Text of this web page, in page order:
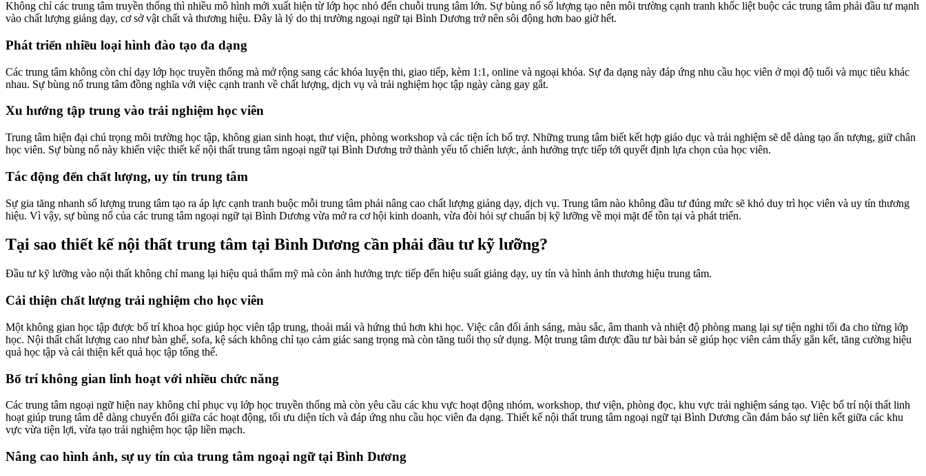
Không chỉ các trung tâm truyền thống thì nhiều mô hình mới xuất hiện từ lớp học nhỏ đến chuỗi trung tâm lớn. Sự bùng nổ số lượng tạo nên môi trường cạnh tranh khốc liệt buộc các trung tâm phải đầu tư mạnh
vào chất lượng giảng dạy, cơ sở vật chất và thương hiệu. Đây là lý do thị trường ngoại ngữ tại Bình Dương trở nên sôi động hơn bao giờ hết.
Phát triển nhiều loại hình đào tạo đa dạng
Các trung tâm không còn chỉ dạy lớp học truyền thống mà mở rộng sang các khóa luyện thi, giao tiếp, kèm 1:1, online và ngoại khóa. Sự đa dạng này đáp ứng nhu cầu học viên ở mọi độ tuổi và mục tiêu khác
nhau. Sự bùng nổ trung tâm đồng nghĩa với việc cạnh tranh về chất lượng, dịch vụ và trải nghiệm học tập ngày càng gay gắt.
Xu hướng tập trung vào trải nghiệm học viên
Trung tâm hiện đại chú trọng môi trường học tập, không gian sinh hoạt, thư viện, phòng workshop và các tiện ích bổ trợ. Những trung tâm biết kết hợp giáo dục và trải nghiệm sẽ dễ dàng tạo ấn tượng, giữ chân
học viên. Sự bùng nổ này khiến việc thiết kế nội thất trung tâm ngoại ngữ tại Bình Dương trở thành yếu tố chiến lược, ảnh hưởng trực tiếp tới quyết định lựa chọn của học viên.
Tác động đến chất lượng, uy tín trung tâm
Sự gia tăng nhanh số lượng trung tâm tạo ra áp lực cạnh tranh buộc mỗi trung tâm phải nâng cao chất lượng giảng dạy, dịch vụ. Trung tâm nào không đầu tư đúng mức sẽ khó duy trì học viên và uy tín thương
hiệu. Vì vậy, sự bùng nổ của các trung tâm ngoại ngữ tại Bình Dương vừa mở ra cơ hội kinh doanh, vừa đòi hỏi sự chuẩn bị kỹ lưỡng về mọi mặt để tồn tại và phát triển.
Tại sao thiết kế nội thất trung tâm tại Bình Dương cần phải đầu tư kỹ lưỡng?
Đầu tư kỹ lưỡng vào nội thất không chỉ mang lại hiệu quả thẩm mỹ mà còn ảnh hưởng trực tiếp đến hiệu suất giảng dạy, uy tín và hình ảnh thương hiệu trung tâm.
Cải thiện chất lượng trải nghiệm cho học viên
Một không gian học tập được bố trí khoa học giúp học viên tập trung, thoải mái và hứng thú hơn khi học. Việc cân đối ánh sáng, màu sắc, âm thanh và nhiệt độ phòng mang lại sự tiện nghi tối đa cho từng lớp
học. Nội thất chất lượng cao như bàn ghế, sofa, kệ sách không chỉ tạo cảm giác sang trọng mà còn tăng tuổi thọ sử dụng. Một trung tâm được đầu tư bài bản sẽ giúp học viên cảm thấy gắn kết, tăng cường hiệu
quả học tập và cải thiện kết quả học tập tổng thể.
Bố trí không gian linh hoạt với nhiều chức năng
Các trung tâm ngoại ngữ hiện nay không chỉ phục vụ lớp học truyền thống mà còn yêu cầu các khu vực hoạt động nhóm, workshop, thư viện, phòng đọc, khu vực trải nghiệm sáng tạo. Việc bố trí nội thất linh
hoạt giúp trung tâm dễ dàng chuyển đổi giữa các hoạt động, tối ưu diện tích và đáp ứng nhu cầu học viên đa dạng. Thiết kế nội thất trung tâm ngoại ngữ tại Bình Dương cần đảm bảo sự liên kết giữa các khu
vực vừa tiện lợi, vừa tạo trải nghiệm học tập liền mạch.
Nâng cao hình ảnh, sự uy tín của trung tâm ngoại ngữ tại Bình Dương